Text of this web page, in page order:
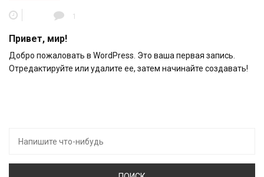
1
Привет, мир!
Добро пожаловать в WordPress. Это ваша первая запись.
Отредактируйте или удалите ее, затем начинайте создавать!